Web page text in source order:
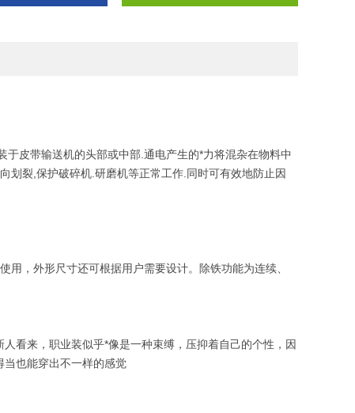
皮带输送机的头部或中部.通电产生的*力将混杂在物料中
划裂,保护破碎机.研磨机等正常工作.同时可有效地防止因
，外形尺寸还可根据用户需要设计。除铁功能为连续、
看来，职业装似乎*像是一种束缚，压抑着自己的个性，因
当也能穿出不一样的感觉